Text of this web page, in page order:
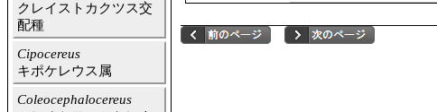
クレイストカクツス交
配種
Cipocereus
キポケレウス属
Coleocephalocereus